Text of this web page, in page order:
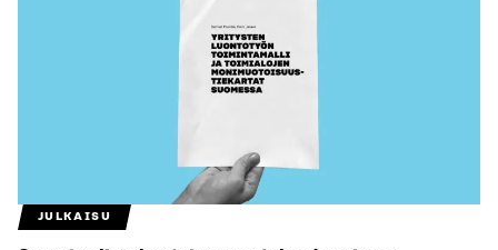
JULKAISU